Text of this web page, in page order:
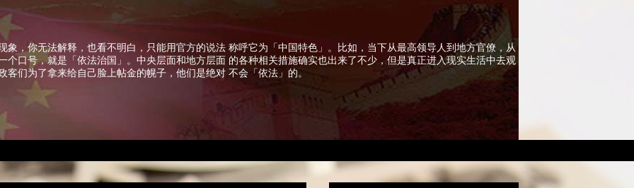
象，你无法解释，也看不明白，只能用官方的说法 称呼它为「中国特色」。比如，当下从最高领导人到地方官僚，从
个口号，就是「依法治国」。中央层面和地方层面 的各种相关措施确实也出来了不少，但是真正进入现实生活中去观
们为了拿来给自己脸上帖金的幌子，他们是绝对 不会「依法」的。